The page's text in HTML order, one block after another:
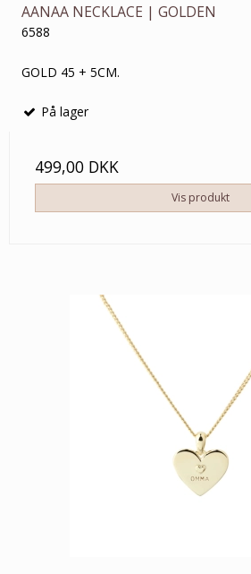
AANAA NECKLACE | GOLDEN
6588
GOLD 45 + 5CM.
På lager
499,00 DKK
Vis produkt